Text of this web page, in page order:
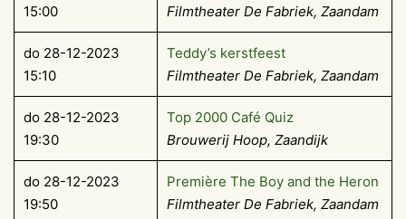
15:00
Filmtheater De Fabriek, Zaandam
do 28-12-2023
15:10
Teddy’s kerstfeest
Filmtheater De Fabriek, Zaandam
do 28-12-2023
19:30
Top 2000 Café Quiz
Brouwerij Hoop, Zaandijk
do 28-12-2023
19:50
Première The Boy and the Heron
Filmtheater De Fabriek, Zaandam